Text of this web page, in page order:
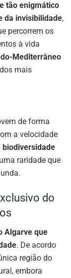
tão enigmático
da invisibilidade,
percorrem os
à vida
Mediterrâneo
mais
de forma
a velocidade
raridade que
do
Algarve que
. De acordo
região do
embora